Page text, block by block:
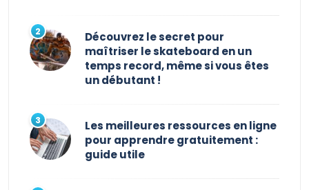
Découvrez le secret pour
maîtriser le skateboard en un
temps record, même si vous êtes
un débutant !
Les meilleures ressources en ligne
pour apprendre gratuitement :
guide utile